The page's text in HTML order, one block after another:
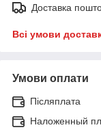
Доставка
Всі умови
Умови оплати
Післяплата
Наложенный